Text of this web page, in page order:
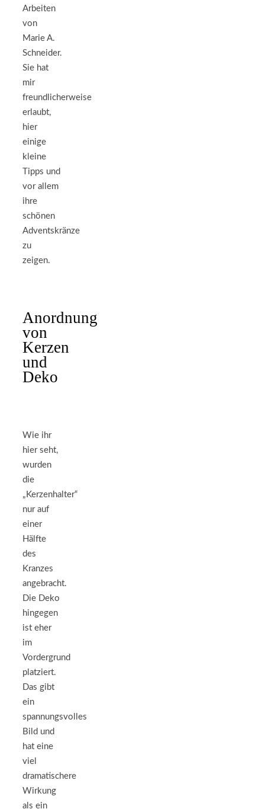
Arbeiten
von
Marie A.
Schneider.
Sie hat
mir
freundlicherweise
erlaubt,
hier
einige
kleine
Tipps und
vor allem
ihre
schönen
Adventskränze
zu
zeigen.
Anordnung
von
Kerzen
und
Deko
Wie ihr
hier seht,
wurden
die
„Kerzenhalter“
nur auf
einer
Hälfte
des
Kranzes
angebracht.
Die Deko
hingegen
ist eher
im
Vordergrund
platziert.
Das gibt
ein
spannungsvolles
Bild und
hat eine
viel
dramatischere
Wirkung
als ein